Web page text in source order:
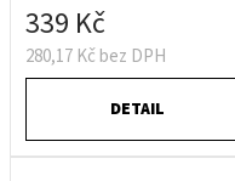
280,17 Kč bez DPH
339 Kč
DETAIL